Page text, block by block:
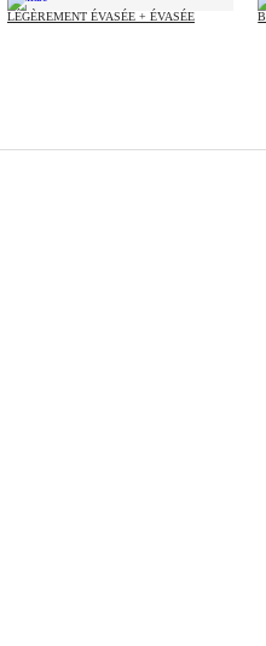
LÉGÈREMENT ÉVASÉE + ÉVASÉE